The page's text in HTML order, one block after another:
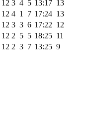
12 3 4 5 13:17 13
12 4 1 7 17:24 13
12 3 3 6 17:22 12
12 2 5 5 18:25 11
12 2 3 7 13:25 9